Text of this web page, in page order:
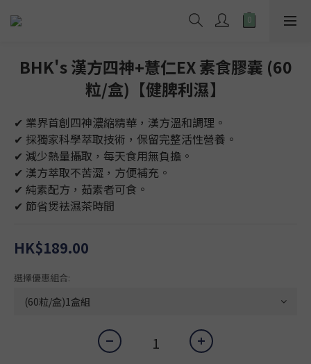
BHK's 漢方四神+薏仁EX 素食膠囊 (60
粒/盒)【健脾利濕】
✔ 業界首創四神濃縮精華，漢方溫和調理。
✔ 採獨家科學萃取技術，保留完整活性營養。
✔ 減少熱量攝取，每天食用無負擔。
✔ 漢方萃取不苦澀，方便補充。
✔ 純素配方，茹素者可食。
✔ 節省煲袪濕茶時間
HK$189.00
選擇優惠組合: